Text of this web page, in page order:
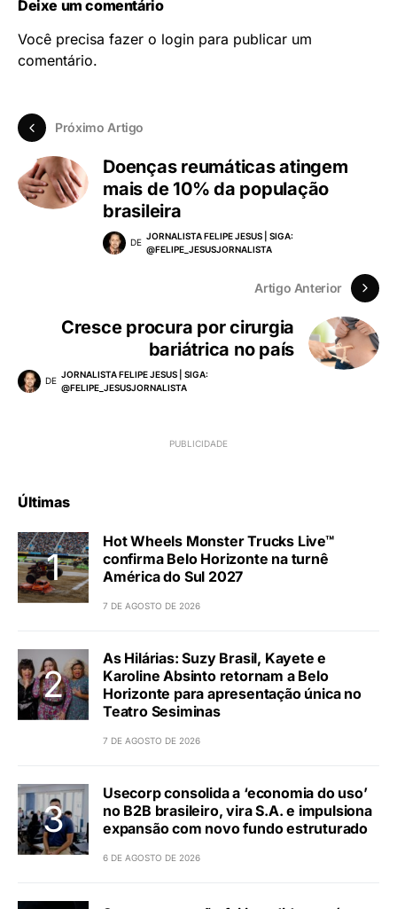
Deixe um comentário
Você precisa fazer o login para publicar um
comentário.
Próximo Artigo
Doenças reumáticas atingem
mais de 10% da população
brasileira
DE
JORNALISTA FELIPE JESUS | SIGA:
@FELIPE_JESUSJORNALISTA
Artigo Anterior
Cresce procura por cirurgia
bariátrica no país
DE
JORNALISTA FELIPE JESUS | SIGA:
@FELIPE_JESUSJORNALISTA
Últimas
Hot Wheels Monster Trucks Live™
confirma Belo Horizonte na turnê
América do Sul 2027
7 DE AGOSTO DE 2026
As Hilárias: Suzy Brasil, Kayete e
Karoline Absinto retornam a Belo
Horizonte para apresentação única no
Teatro Sesiminas
7 DE AGOSTO DE 2026
Usecorp consolida a ‘economia do uso’
no B2B brasileiro, vira S.A. e impulsiona
expansão com novo fundo estruturado
6 DE AGOSTO DE 2026